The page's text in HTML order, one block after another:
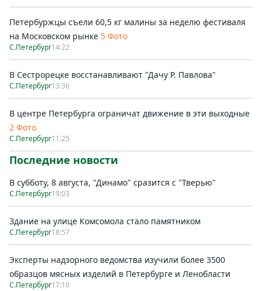
Петербуржцы съели 60,5 кг малины за неделю фестиваля
на Московском рынке 5 Фото
С.Петербург14:22
В Сестрорецке восстанавливают "Дачу Р. Павлова"
С.Петербург13:36
В центре Петербурга ограничат движение в эти выходные
2 Фото
С.Петербург11:25
Последние новости
В субботу, 8 августа, "Динамо" сразится с "Тверью"
С.Петербург19:03
Здание на улице Комсомола стало памятником
С.Петербург18:57
Эксперты надзорного ведомства изучили более 3500
образцов мясных изделий в Петербурге и Ленобласти
С.Петербург17:10